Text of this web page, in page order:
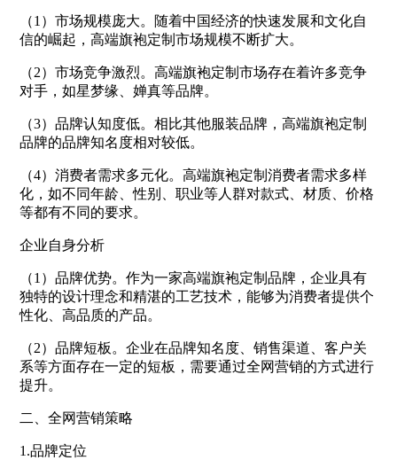
（1）市场规模庞大。随着中国经济的快速发展和文化自
信的崛起，高端旗袍定制市场规模不断扩大。
（2）市场竞争激烈。高端旗袍定制市场存在着许多竞争
对手，如星梦缘、婵真等品牌。
（3）品牌认知度低。相比其他服装品牌，高端旗袍定制
品牌的品牌知名度相对较低。
（4）消费者需求多元化。高端旗袍定制消费者需求多样
化，如不同年龄、性别、职业等人群对款式、材质、价格
等都有不同的要求。
企业自身分析
（1）品牌优势。作为一家高端旗袍定制品牌，企业具有
独特的设计理念和精湛的工艺技术，能够为消费者提供个
性化、高品质的产品。
（2）品牌短板。企业在品牌知名度、销售渠道、客户关
系等方面存在一定的短板，需要通过全网营销的方式进行
提升。
二、全网营销策略
1.品牌定位